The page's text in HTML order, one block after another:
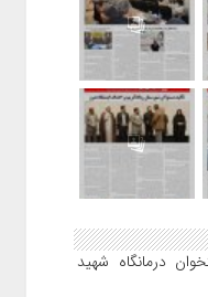
درمانگاه شهید